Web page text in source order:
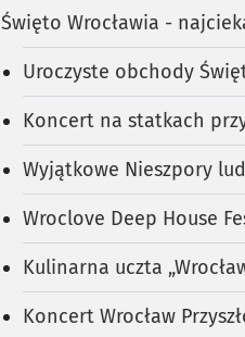
Święto Wrocławia -
Uroczyste obchody
Koncert na statkach
Wyjątkowe Nieszpory
Wroclove Deep House
Kulinarna uczta
Koncert Wrocław